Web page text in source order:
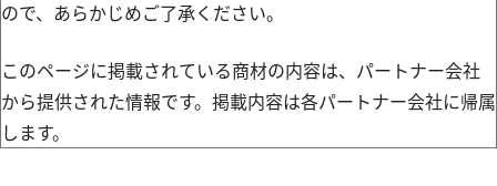
ので、あらかじめご了承ください。
このページに掲載されている商材の内容は、パートナー会社
から提供された情報です。掲載内容は各パートナー会社に帰属
します。